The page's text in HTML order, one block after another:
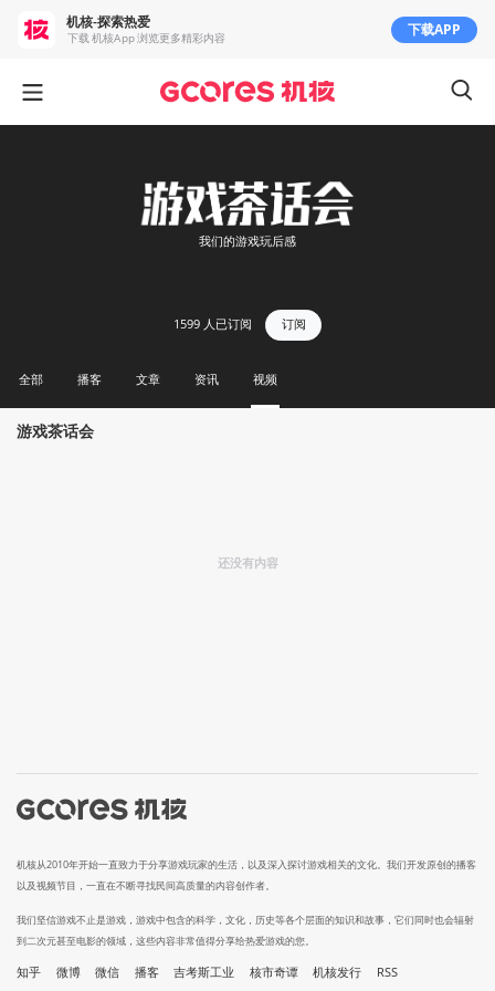
我们的游戏玩后感
1599 人已订阅 订阅
全部 播客 文章 资讯 视频
游戏茶话会
还没有内容
机核从2010年开始一直致力于分享游戏玩家的生活，以及深入探讨游戏相关的文化。我们开发原创的播客
以及视频节目，一直在不断寻找民间高质量的内容创作者。
我们坚信游戏不止是游戏，游戏中包含的科学，文化，历史等各个层面的知识和故事，它们同时也会辐射
到二次元甚至电影的领域，这些内容非常值得分享给热爱游戏的您。
知乎 微博 微信 播客 吉考斯工业 核市奇谭 机核发行 RSS
机核-探索热爱
下载 机核App 浏览更多精彩内容 下载APP